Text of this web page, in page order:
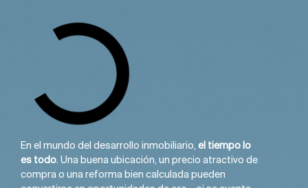
En el mundo del desarrollo inmobiliario, el tiempo lo
es todo. Una buena ubicación, un precio atractivo de
compra o una reforma bien calculada pueden